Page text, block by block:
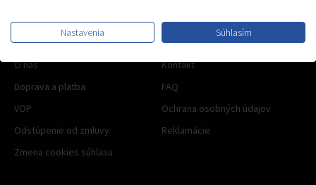
OBCHODNÉ INFO
O nás
Kontakt
Doprava a platba
FAQ
VOP
Ochrana osobných údajov
Odstúpenie od zmluvy
Reklamácie
Zmena cookies súhlasu
Nastavenia Súhlasím